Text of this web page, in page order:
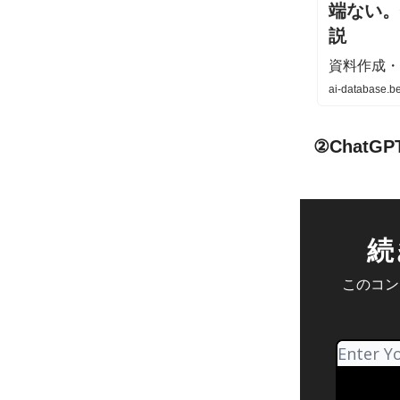
端ない
説
資料作成
ai-
このコ